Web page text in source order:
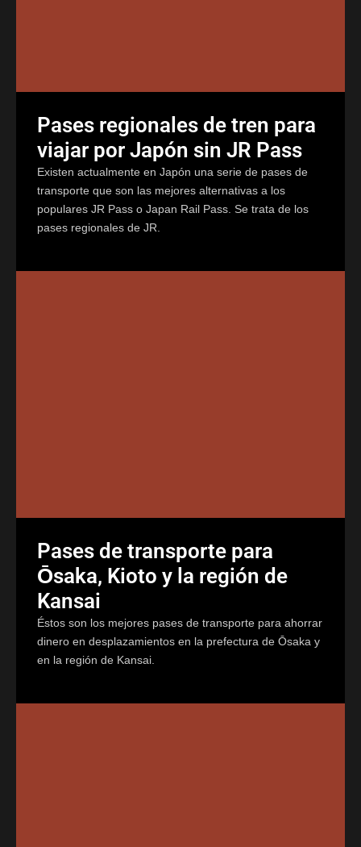
Pases regionales de tren para
viajar por Japón sin JR Pass
Existen actualmente en Japón una serie de pases de
transporte que son las mejores alternativas a los
populares JR Pass o Japan Rail Pass. Se trata de los
pases regionales de JR.
Pases de transporte para
Ōsaka, Kioto y la región de
Kansai
Éstos son los mejores pases de transporte para ahorrar
dinero en desplazamientos en la prefectura de Ōsaka y
en la región de Kansai.